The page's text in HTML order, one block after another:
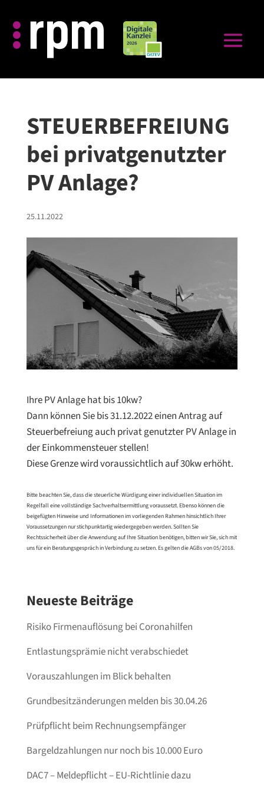
STEUERBEFREIUNG
bei privatgenutzter
PV Anlage?
25.11.2022
Ihre PV Anlage hat bis 10kw?
Dann können Sie bis 31.12.2022 einen Antrag auf
Steuerbefreiung auch privat genutzter PV Anlage in
der Einkommensteuer stellen!
Diese Grenze wird voraussichtlich auf 30kw erhöht.
Bitte beachten Sie, dass die steuerliche Würdigung einer individuellen Situation im
Regelfall eine vollständige Sachverhaltsermittlung voraussetzt. Ebenso können die
beigefügten Hinweise und Informationen im vorliegenden Rahmen hinsichtlich Ihrer
Voraussetzungen nur stichpunktartig wiedergegeben werden. Sollten Sie
Rechtssicherheit über die Anwendung auf Ihre Situation benötigen, bitten wir Sie, sich mit
uns für ein Beratungsgespräch in Verbindung zu setzen. Es gelten die AGBs von 05/2018.
Neueste Beiträge
Risiko Firmenauflösung bei Coronahilfen
Entlastungsprämie nicht verabschiedet
Vorauszahlungen im Blick behalten
Grundbesitzänderungen melden bis 30.04.26
Prüfpflicht beim Rechnungsempfänger
Bargeldzahlungen nur noch bis 10.000 Euro
DAC7 – Meldepflicht – EU-Richtlinie dazu